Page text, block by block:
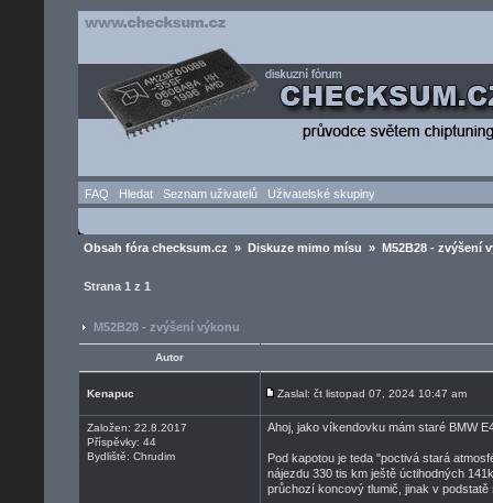
FAQ Hledat Seznam uživatelů Uživatelské skupiny
Obsah fóra checksum.cz » Diskuze mimo mísu » M52B28 - zvýšení
Strana 1 z 1
M52B28 - zvýšení výkonu
Autor
Kenapuc Zaslal: čt listopad 07, 2024 10:47 am
Založen: 22.8.2017
Příspěvky: 44
Bydliště: Chrudim
Ahoj, jako víkendovku mám staré BMW
Pod kapotou je teda "poctivá stará
nájezdu 330 tis km ještě úctihodných
průchozí koncový tlumič, jinak v podstatě